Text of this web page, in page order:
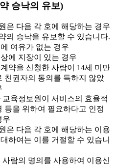
승낙의 유보)
은 다음 각 호에 해당하는 경우
의 승낙을 유보할 수 있습니다.
여유가 없는 경우
에 지장이 있는 경우
약을 신청한 사람이 14세 미만
친권자의 동의를 득하지 않았
교육정보원이 서비스의 효율적
등을 위하여 필요하다고 인정
우
은 다음 각 호에 해당하는 이용
하여는 이를 거절할 수 있습니
사람의 명의를 사용하여 이용신